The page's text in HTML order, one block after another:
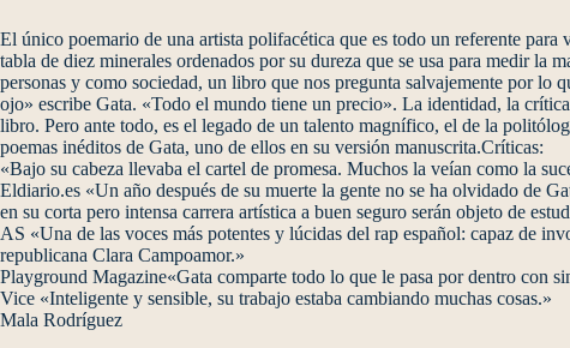
El único poemario de una artista polifacética que es todo un referente
tabla de diez minerales ordenados por su dureza que se usa para medir la
personas y como sociedad, un libro que nos pregunta salvajemente por lo
ojo» escribe Gata. «Todo el mundo tiene un precio». La identidad, la
libro. Pero ante todo, es el legado de un talento magnífico, el de la
poemas inéditos de Gata, uno de ellos en su versión manuscrita.Críticas:
«Bajo su cabeza llevaba el cartel de promesa. Muchos la veían como la
Eldiario.es «Un año después de su muerte la gente no se ha olvidado de
en su corta pero intensa carrera artística a buen seguro serán objeto de
AS «Una de las voces más potentes y lúcidas del rap español: capaz de
republicana Clara Campoamor.»
Playground Magazine«Gata comparte todo lo que le pasa por dentro con
Vice «Inteligente y sensible, su trabajo estaba cambiando muchas cosas.»
Mala Rodríguez